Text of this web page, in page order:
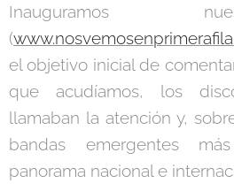
Inauguramos
(
el objetivo inicial de
que acudíamos, los
llamaban la atención y,
bandas emergentes
panorama nacional e